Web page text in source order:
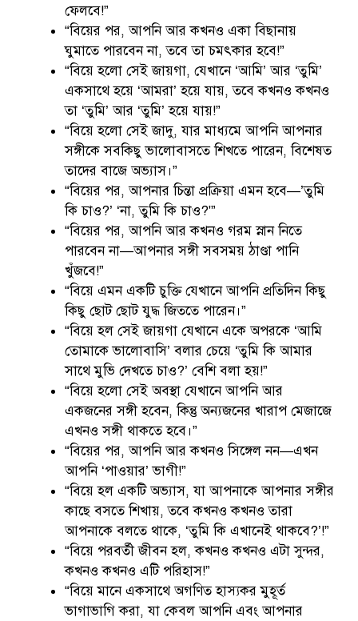
ফেলবে!”
“বিয়ের পর, আপনি আর কখনও একা বিছানায়
ঘুমাতে পারবেন না, তবে তা চমৎকার হবে!”
“বিয়ে হলো সেই জায়গা, যেখানে ‘আমি’ আর ‘তুমি’
একসাথে হয়ে ‘আমরা’ হয়ে যায়, তবে কখনও কখনও
তা ‘তুমি’ আর ‘তুমি’ হয়ে যায়!”
“বিয়ে হলো সেই জাদু, যার মাধ্যমে আপনি আপনার
সঙ্গীকে সবকিছু ভালোবাসতে শিখতে পারেন, বিশেষত
তাদের বাজে অভ্যাস।”
“বিয়ের পর, আপনার চিন্তা প্রক্রিয়া এমন হবে—’তুমি
কি চাও?’ ‘না, তুমি কি চাও?'”
“বিয়ের পর, আপনি আর কখনও গরম স্নান নিতে
পারবেন না—আপনার সঙ্গী সবসময় ঠাণ্ডা পানি
খুঁজবে!”
“বিয়ে এমন একটি চুক্তি যেখানে আপনি প্রতিদিন কিছু
কিছু ছোট ছোট যুদ্ধ জিততে পারেন।”
“বিয়ে হল সেই জায়গা যেখানে একে অপরকে ‘আমি
তোমাকে ভালোবাসি’ বলার চেয়ে ‘তুমি কি আমার
সাথে মুভি দেখতে চাও?’ বেশি বলা হয়!”
“বিয়ে হলো সেই অবস্থা যেখানে আপনি আর
একজনের সঙ্গী হবেন, কিন্তু অন্যজনের খারাপ মেজাজে
এখনও সঙ্গী থাকতে হবে।”
“বিয়ের পর, আপনি আর কখনও সিঙ্গেল নন—এখন
আপনি ‘পাওয়ার’ ভাগী!”
“বিয়ে হল একটি অভ্যাস, যা আপনাকে আপনার সঙ্গীর
কাছে বসতে শিখায়, তবে কখনও কখনও তারা
আপনাকে বলতে থাকে, ‘তুমি কি এখানেই থাকবে?’!”
“বিয়ে পরবর্তী জীবন হল, কখনও কখনও এটা সুন্দর,
কখনও কখনও এটি পরিহাস!”
“বিয়ে মানে একসাথে অগণিত হাস্যকর মুহূর্ত
ভাগাভাগি করা, যা কেবল আপনি এবং আপনার